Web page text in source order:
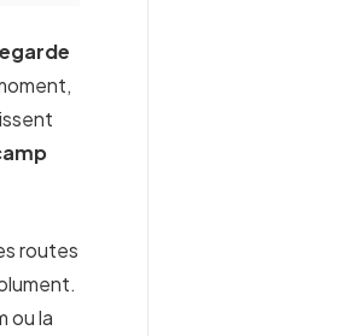
routes
ou la